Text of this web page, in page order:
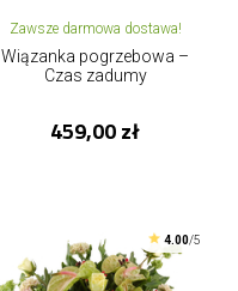
Zawsze darmowa dostawa!
Wiązanka pogrzebowa –
Czas zadumy
459,00 zł
4.00/5